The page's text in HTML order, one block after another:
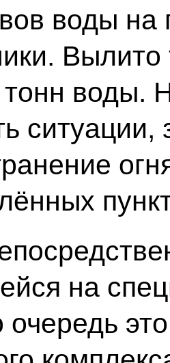
воды на
тонн воды.
ситуации,
на